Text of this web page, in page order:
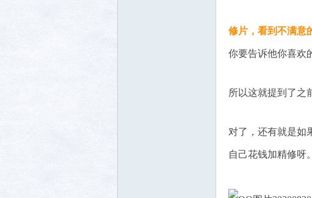
修片，看到不满意
你要告诉他你喜欢
所以这就提到了之
对了，还有就是如
自己花钱加精修呀